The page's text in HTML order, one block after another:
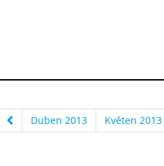
Duben 2013 Květen 2013